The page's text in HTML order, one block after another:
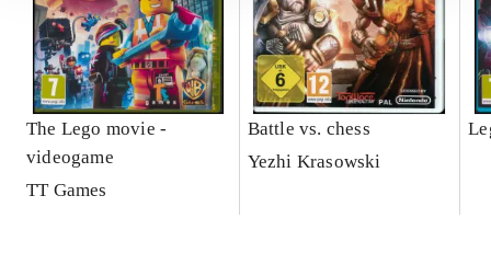
The Lego movie -
videogame
TT Games
Battle vs. chess
Yezhi Krasowski